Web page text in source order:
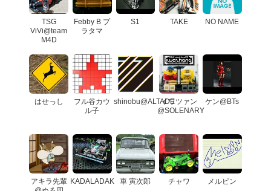
TSG
ViVi@team
M4D
Febby B プ
ラタマ
S1 TAKE NO NAME
はせっし
フル谷カウ
ル子
shinobu@ALTADEイワツァン
@SOLENARY
ケン@BTs
アキラ先輩 KADALADAK 車 寅次郎 チャワ メルビン